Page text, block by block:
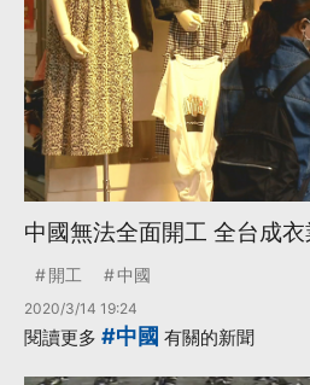
中國無法全面開工 全台成
開工 中國
2020/3/14 19:24
閱讀更多 #中國 有關的新聞